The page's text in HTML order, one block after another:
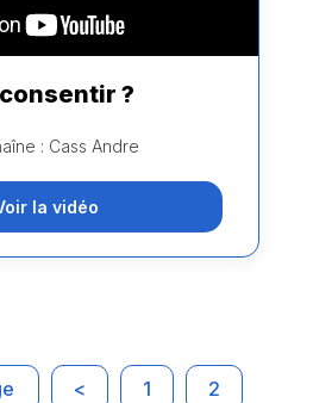
?
: Cass Andre
la vidéo
< 1 2